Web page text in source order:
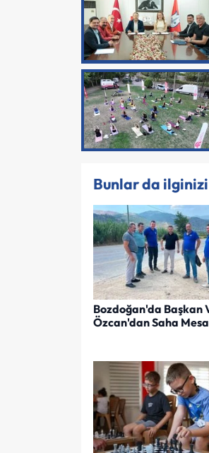
Bunlar da
Bozdoğan'da Başkan
Özcan'dan Saha